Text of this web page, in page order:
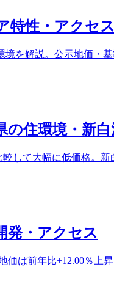
特性・アクセ
を解説。公示地価
の住環境・新白
して大幅に低価格。
発・アクセス
価は前年比+12.00％